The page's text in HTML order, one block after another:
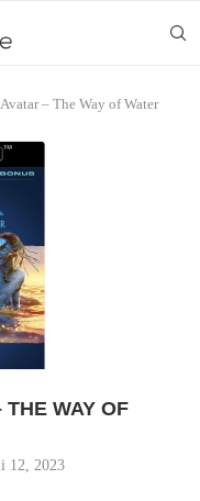
– The Way of Water
THE WAY OF
12, 2023